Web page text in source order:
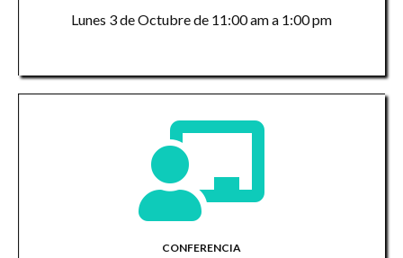
Lunes 3 de Octubre de 11:00 am a 1:00 pm
CONFERENCIA